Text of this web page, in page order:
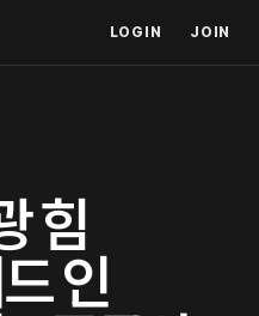
LOGIN JOIN
힘
인